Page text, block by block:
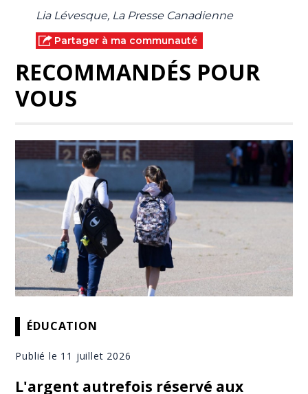
Lia Lévesque, La Presse Canadienne
Partager à ma communauté
RECOMMANDÉS POUR
VOUS
ÉDUCATION
Publié le 11 juillet 2026
L'argent autrefois réservé aux